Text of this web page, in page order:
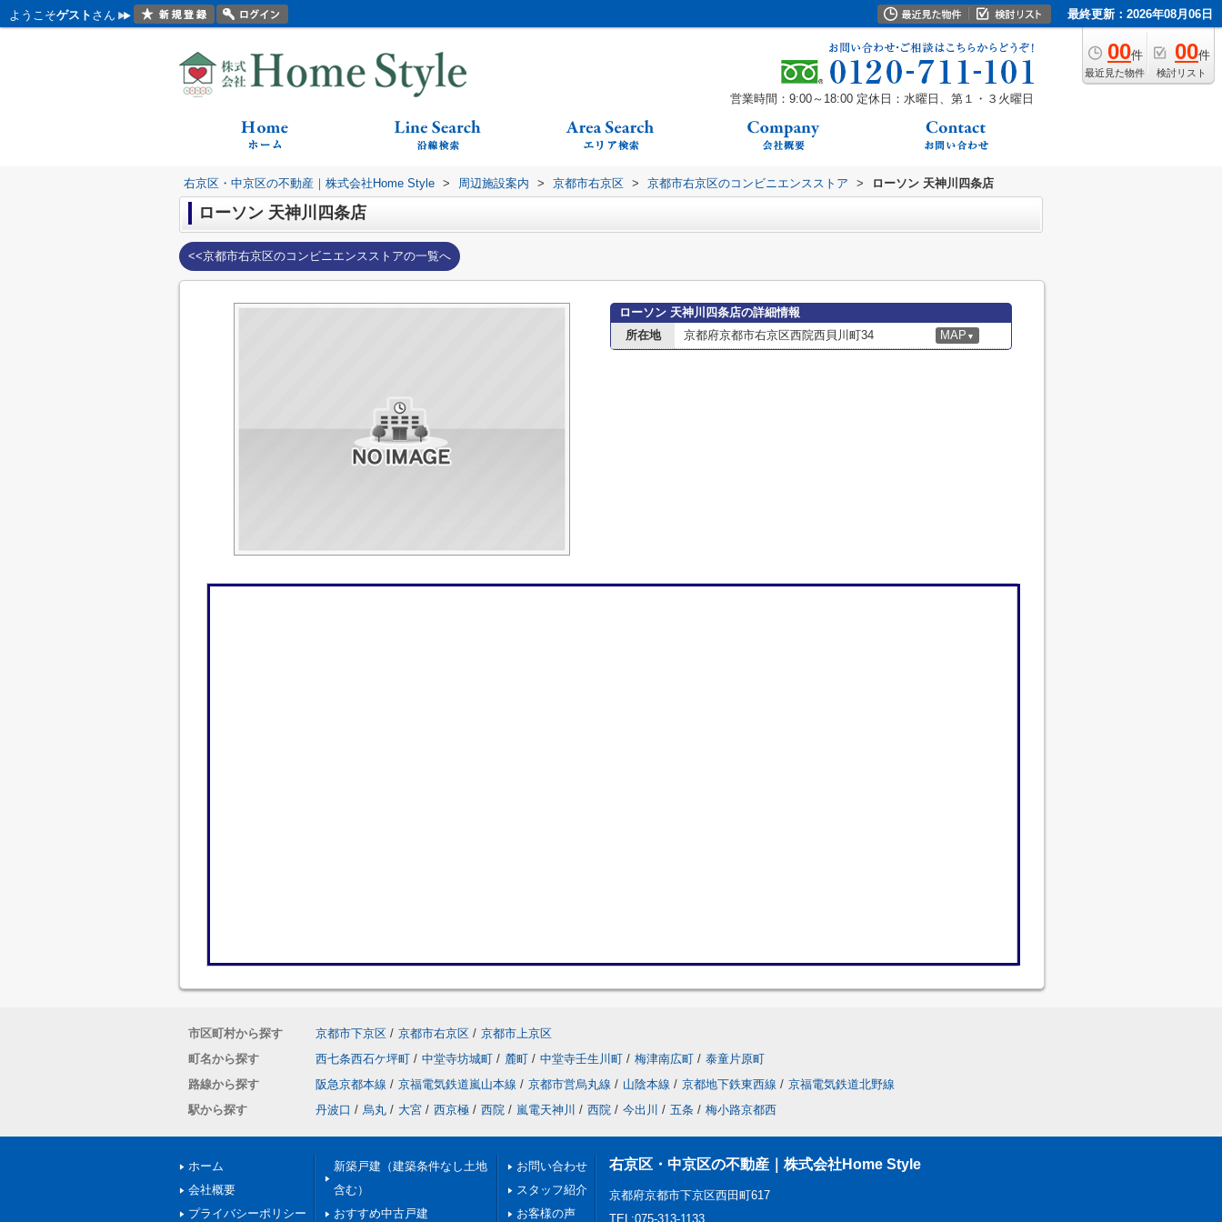
ようこそゲスト さん 最終更新：2026年08月06日
00件
最近見た物件
00件
検討リスト
営業時間：9:00～18:00 定休日：水曜日、第１・３火曜日
右京区・中京区の不動産｜株式会社Home Style > 周辺施設案内 > 京都市右京区 > 京都市右京区のコンビニエンスストア > ローソン 天神川四条店
ローソン 天神川四条店
<<京都市右京区のコンビニエンスストアの一覧へ
ローソン 天神川四条店の詳細情報
所在地
京都府京都市右京区西院西貝川町34 MAP ▼
市区町村から探す 京都市下京区 / 京都市右京区 / 京都市上京区
町名から探す
西七条西石ケ坪町 / 中堂寺坊城町 / 麓町 / 中堂寺壬生川町 / 梅津南広町 / 泰童片原町
路線から探す
阪急京都本線 / 京福電気鉄道嵐山本線 / 京都市営烏丸線 / 山陰本線 / 京都地下鉄東西線 / 京福電気鉄道北野線
駅から探す
丹波口 / 烏丸 / 大宮 / 西京極 / 西院 / 嵐電天神川 / 西院 / 今出川 / 五条 / 梅小路京都西
ホーム
会社概要
プライバシーポリシー
新築戸建（建築条件なし土地
含む）
おすすめ中古戸建
お問い合わせ
スタッフ紹介
お客様の声
右京区・中京区の不動産｜株式会社Home Style
京都府京都市下京区西田町617
TEL:075-313-1133